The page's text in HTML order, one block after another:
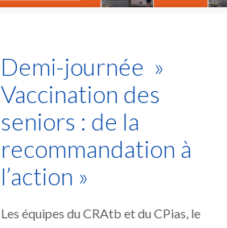
Demi-journée »
Vaccination des
seniors : de la
recommandation à
l’action »
Les équipes du CRAtb et du CPias, le